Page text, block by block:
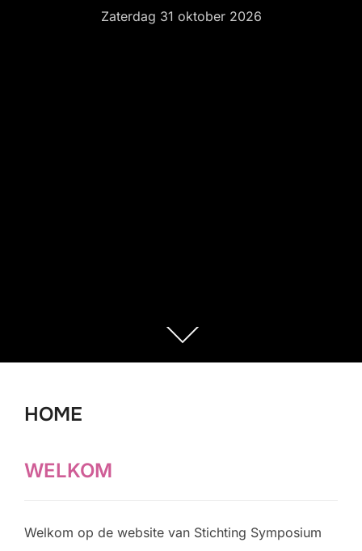
Zaterdag 31 oktober 2026
Scroll
omlaag
HOME
WELKOM
Welkom op de website van Stichting Symposium